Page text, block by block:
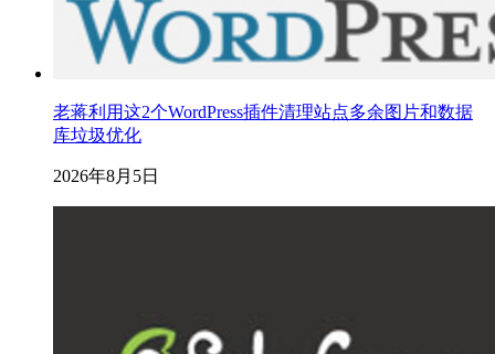
老蒋利用这2个WordPress插件清理站点多余图片和数据
库垃圾优化
2026年8月5日